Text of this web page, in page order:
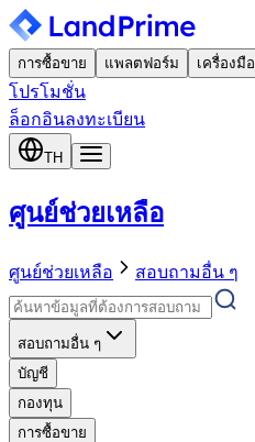
การซื้อขาย แพลตฟอร์ม เครื่องมือ
โปรโมชั่น
ล็อกอินลงทะเบียน
TH
ศูนย์ช่วยเหลือ
ศูนย์ช่วยเหลือ สอบถามอื่น ๆ
สอบถามอื่น ๆ
บัญชี
กองทุน
การซื้อขาย